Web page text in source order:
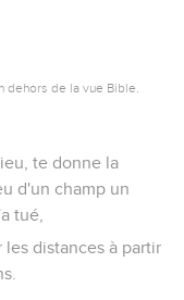
de la vue Bible.
te donne la
d'un champ un
tué,
distances à partir